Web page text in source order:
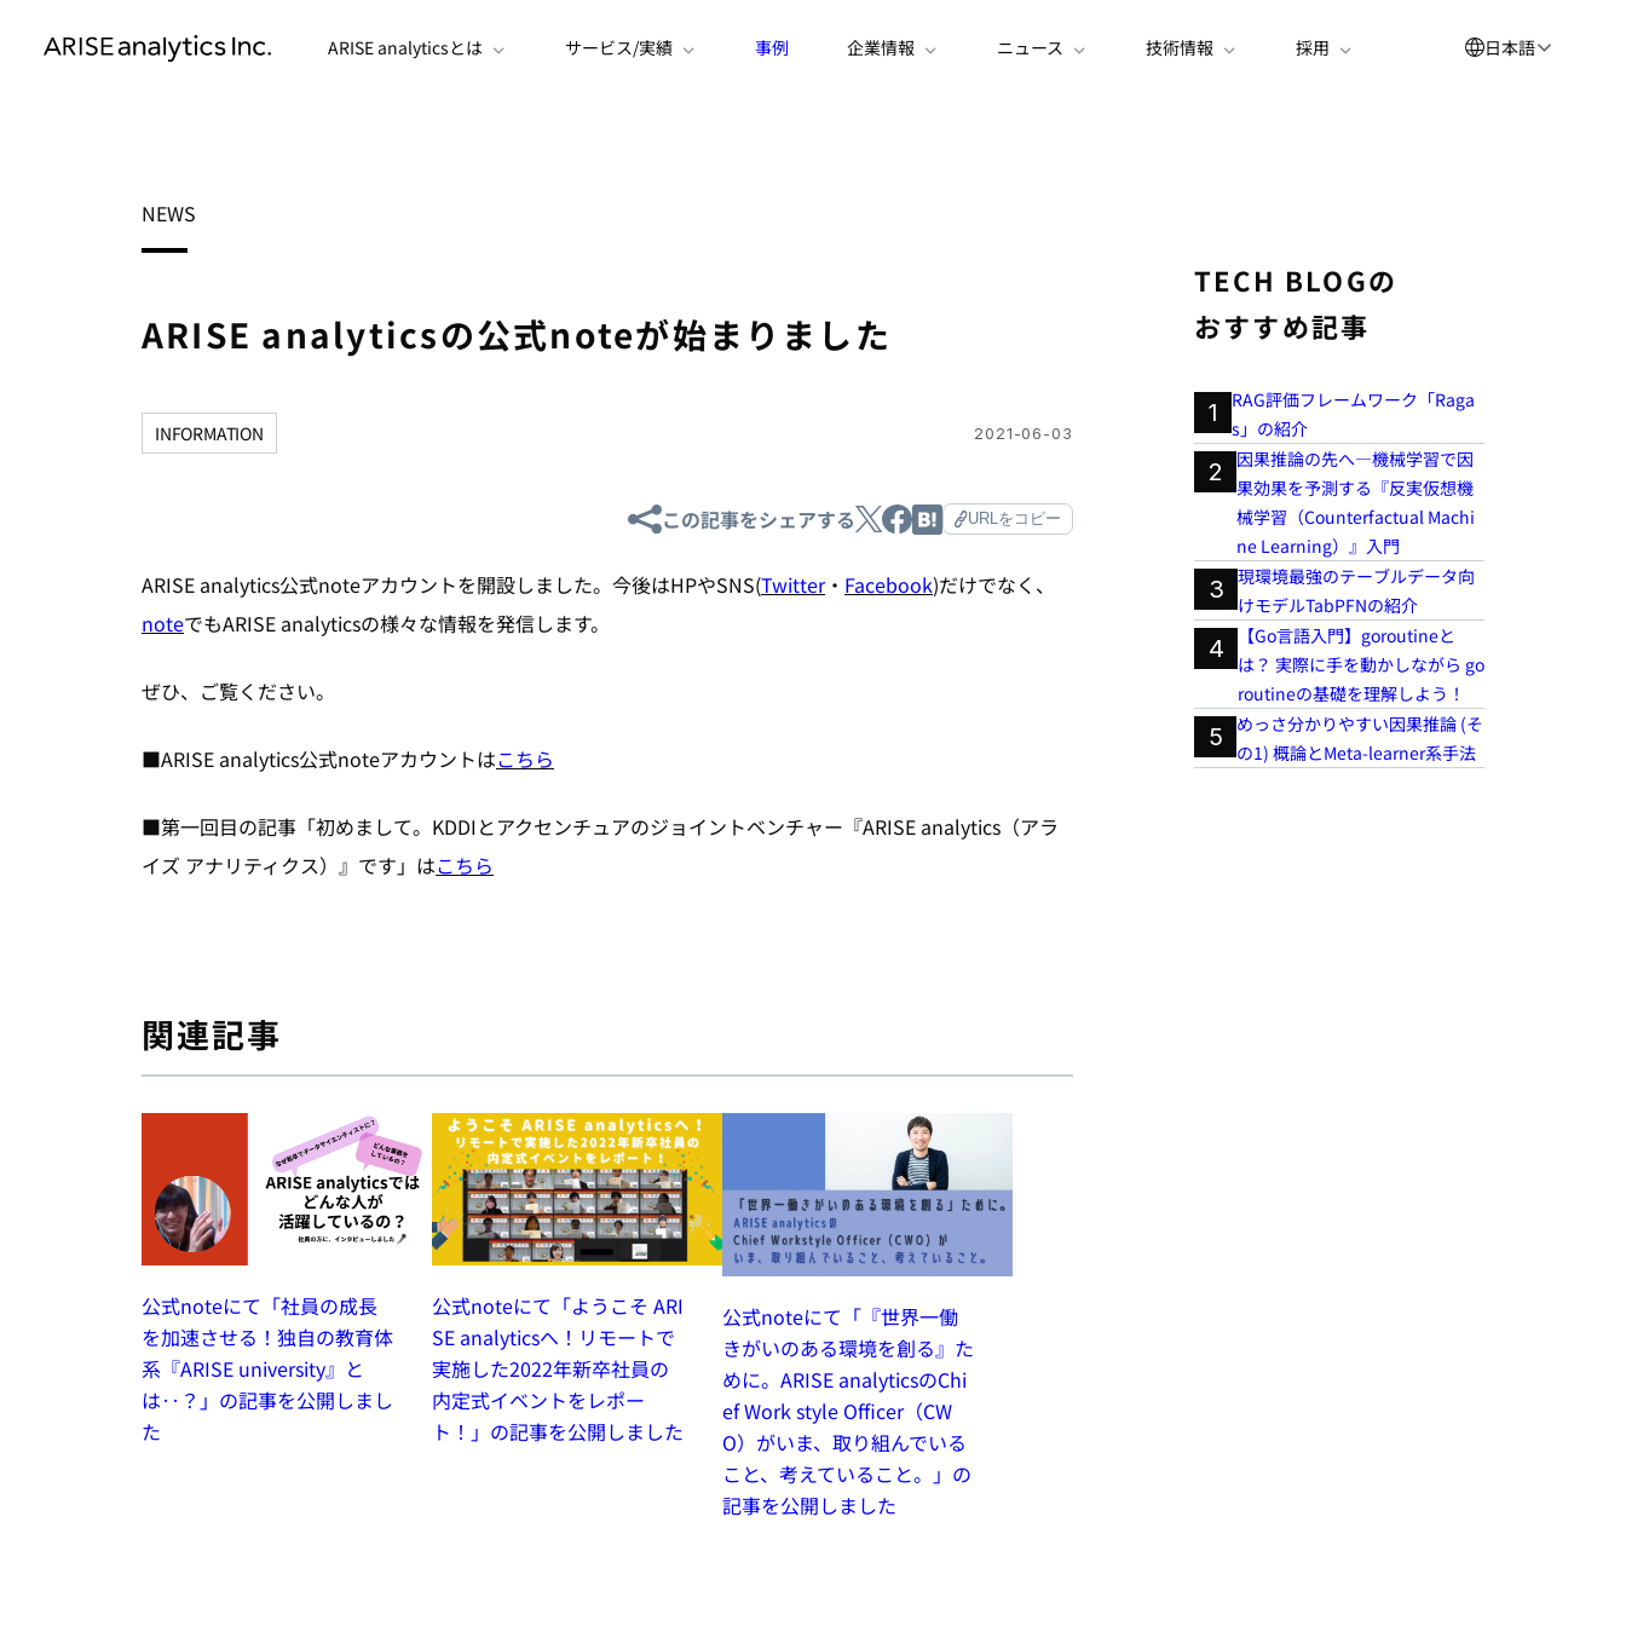
ARISE analyticsとは サービス/実績 事例 企業情報 ニュース 技術情報 採用 日本語
Português
NEWS
ARISE analyticsの公式noteが始まりました
INFORMATION 2021-06-03
この記事をシェアする URLをコピー
ARISE analytics公式noteアカウントを開設しました。今後はHPやSNS(Twitter・ Facebook)だけでなく、
noteでもARISE analyticsの様々な情報を発信します。
ぜひ、ご覧ください。
■ARISE analytics公式noteアカウントはこちら
■第一回目の記事「初めまして。KDDIとアクセンチュアのジョイントベンチャー『ARISE analytics（アラ
イズ アナリティクス）』です」はこちら
関連記事
公式noteにて「社員の成長
を加速させる！独自の教育体
系『ARISE university』と
は‥？」の記事を公開しまし
た
公式noteにて「ようこそ ARI
SE analyticsへ！リモートで
実施した2022年新卒社員の
内定式イベントをレポー
ト！」の記事を公開しました
公式noteにて「『世界一働
きがいのある環境を創る』た
めに。ARISE analyticsのChi
ef Work style Officer（CW
O）がいま、取り組んでいる
こと、考えていること。」の
記事を公開しました
TECH BLOGの
おすすめ記事
1
RAG評価フレームワーク「Raga
s」の紹介
2
因果推論の先へ―機械学習で因
果効果を予測する『反実仮想機
械学習（Counterfactual Machi
ne Learning）』入門
3 現環境最強のテーブルデータ向
けモデルTabPFNの紹介
4
【Go言語入門】goroutineと
は？ 実際に手を動かしながら go
routineの基礎を理解しよう！
5
めっさ分かりやすい因果推論 (そ
の1) 概論とMeta-learner系手法